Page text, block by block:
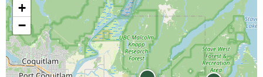
+
−